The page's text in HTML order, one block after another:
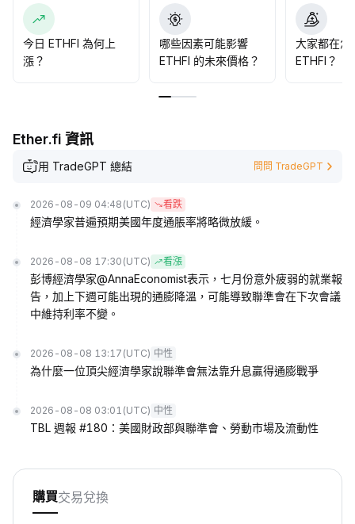
35美元附近嘗試分批佈局，突破並站穩0
40美元後再增持；若跌破0.
35美元須嚴格風控，靜待新催化訊號。.
今日 ETHFI 為何上
漲？
哪些因素可能影響
ETHFI 的未來價格？
大家都在怎
ETHFI？
Ether.fi 資訊
用 TradeGPT 總結 問問 TradeGPT
2026-08-09 04:48 (UTC) 看跌
經濟學家普遍預期美國年度通脹率將略微放緩。
2026-08-08 17:30 (UTC) 看漲
彭博經濟學家@AnnaEconomist表示，七月份意外疲弱的就業報
告，加上下週可能出現的通膨降溫，可能導致聯準會在下次會議
中維持利率不變。
2026-08-08 13:17 (UTC) 中性
為什麼一位頂尖經濟學家說聯準會無法靠升息贏得通膨戰爭
2026-08-08 03:01 (UTC) 中性
TBL 週報 #180：美國財政部與聯準會、勞動市場及流動性
購買交易兌換